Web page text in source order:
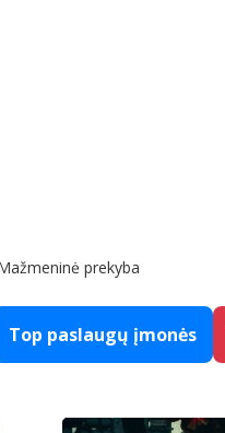
prekyba
Top paslaugų įmonės